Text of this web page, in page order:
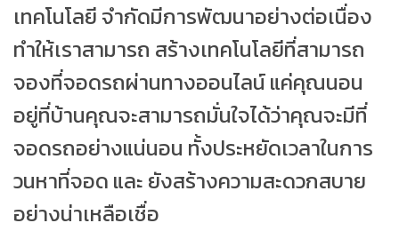
เทคโนโลยี จำกัดมีการพัฒนาอย่างต่อเนื่อง
ทำให้เราสามารถ สร้างเทคโนโลยีที่สามารถ
จองที่จอดรถผ่านทางออนไลน์ แค่คุณนอน
อยู่ที่บ้านคุณจะสามารถมั่นใจได้ว่าคุณจะมีที่
จอดรถอย่างแน่นอน ทั้งประหยัดเวลาในการ
วนหาที่จอด และ ยังสร้างความสะดวกสบาย
อย่างน่าเหลือเชื่อ